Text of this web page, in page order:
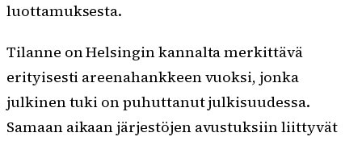
luottamuksesta.
Tilanne on Helsingin kannalta merkittävä
erityisesti areenahankkeen vuoksi, jonka
julkinen tuki on puhuttanut julkisuudessa.
Samaan aikaan järjestöjen avustuksiin liittyvät